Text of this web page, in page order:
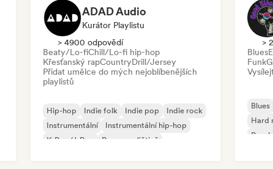
ADAD Audio
Kurátor Playlistu
> 4900 odpovědí
Beaty/Lo-fiChill/Lo-fi hip-hop
Křesťanský rapCountryDrill/Jersey
Přidat umělce do mých nejoblíbenějších
playlistů
Hip-hop Indie folk Indie pop
Indie rock
Instrumentální
Instrumentální hip-hop
K-Pop/J-Pop
Rap v angličtině
>
Blues
Funk
Blues
Hard